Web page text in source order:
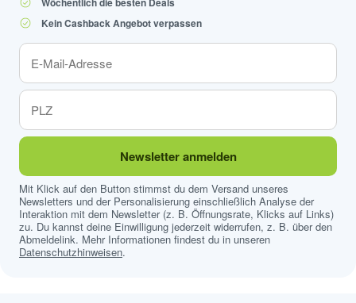
Kein Cashback Angebot verpassen
Newsletter anmelden
Mit Klick auf den Button stimmst du dem Versand unseres
Newsletters und der Personalisierung einschließlich Analyse der
Interaktion mit dem Newsletter (z. B. Öffnungsrate, Klicks auf Links)
zu. Du kannst deine Einwilligung jederzeit widerrufen, z. B. über den
Abmeldelink. Mehr Informationen findest du in unseren
Datenschutzhinweisen.